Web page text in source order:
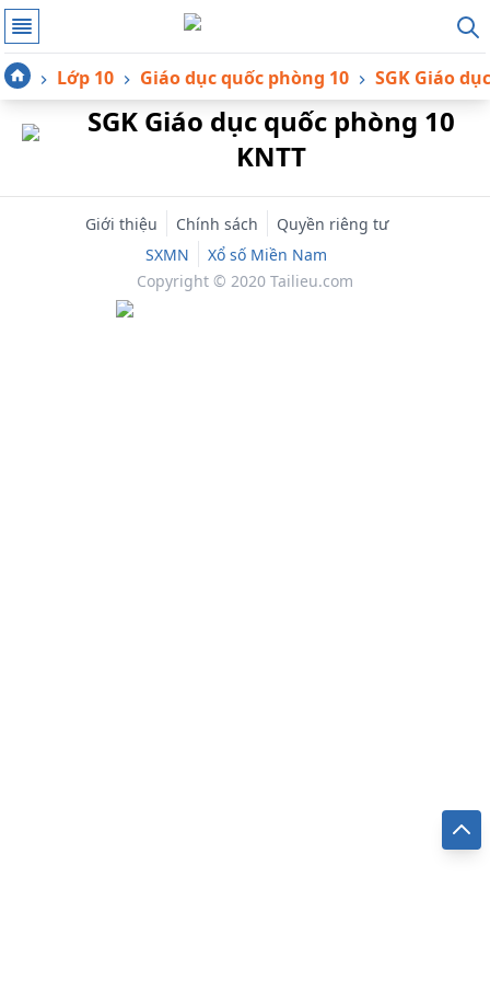
Lớp 10 Giáo dục quốc phòng 10 SGK Giáo
SGK Giáo dục quốc phòng 10
KNTT
Giới thiệu Chính sách
Quyền riêng tư
SXMN
Xổ số Miền Nam
Copyright © 2020 Tailieu.com